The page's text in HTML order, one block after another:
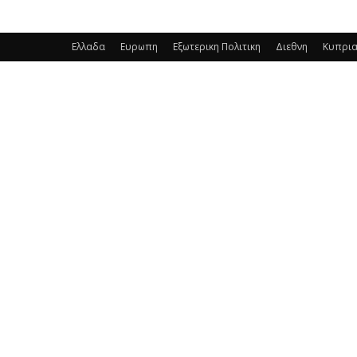
Ελλαδα Ευρωπη Εξωτερικη Πολιτικη Διεθνη